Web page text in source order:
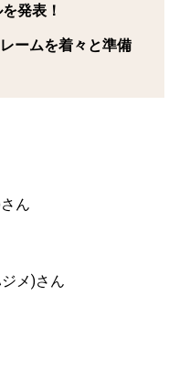
発表！
ームを着々と準備
ん
メ)さん